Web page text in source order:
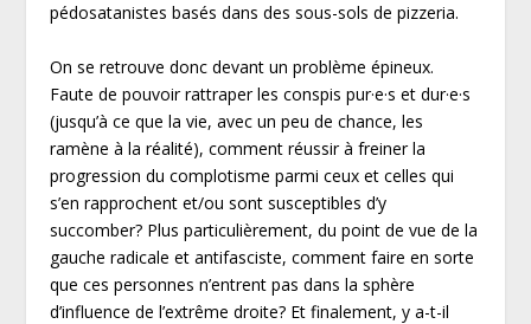
pédosatanistes basés dans des sous-sols de pizzeria.
On se retrouve donc devant un problème épineux.
Faute de pouvoir rattraper les conspis pur·e·s et dur·e·s
(jusqu’à ce que la vie, avec un peu de chance, les
ramène à la réalité), comment réussir à freiner la
progression du complotisme parmi ceux et celles qui
s’en rapprochent et/ou sont susceptibles d’y
succomber? Plus particulièrement, du point de vue de la
gauche radicale et antifasciste, comment faire en sorte
que ces personnes n’entrent pas dans la sphère
d’influence de l’extrême droite? Et finalement, y a-t-il